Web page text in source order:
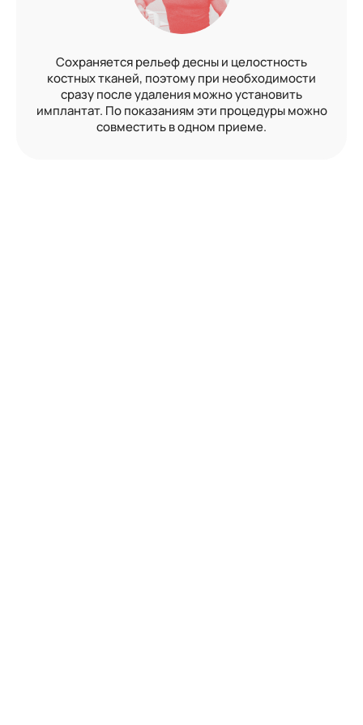
Врач аккуратно рассекает зуб на части тончайшим
лезвием и извлекает его из десны фрагментами,
не нарушая целостности связок и нервных
окончаний. Используем качественные
анестетики.
Благодаря бережной технологии нет
повреждений слизистой рта, губ, костных тканей.
Лунка быстро заживает: нет отека и неприятных
ощущений после удаления.
Сохраняется рельеф десны и целостность
костных тканей, поэтому при необходимости
сразу после удаления можно установить
имплантат. По показаниям эти процедуры можно
совместить в одном приеме.